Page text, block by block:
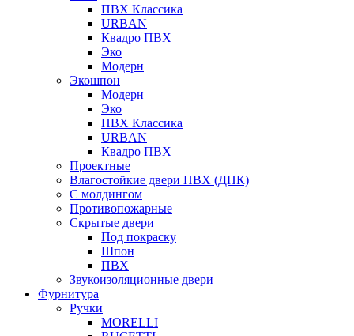
ПВХ Классика
URBAN
Квадро ПВХ
Эко
Модерн
Экошпон
Модерн
Эко
ПВХ Классика
URBAN
Квадро ПВХ
Проектные
Влагостойкие двери ПВХ (ДПК)
С молдингом
Противопожарные
Скрытые двери
Под покраску
Шпон
ПВХ
Звукоизоляционные двери
Фурнитура
Ручки
MORELLI